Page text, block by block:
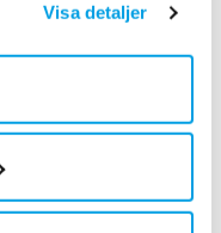
Visa detaljer
från alla
Belarus.